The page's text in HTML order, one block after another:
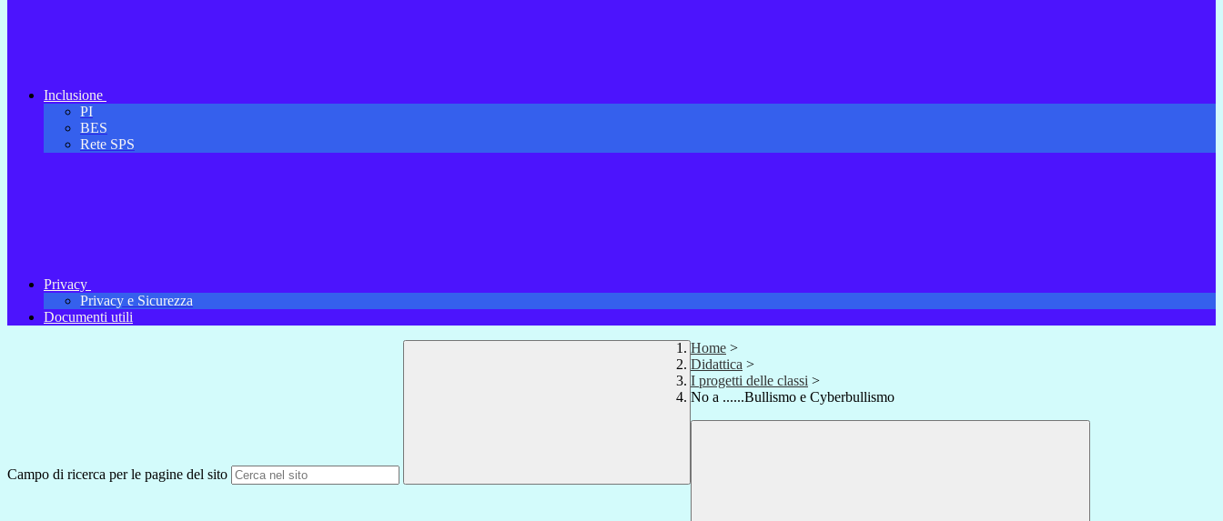
Inclusione
PI
BES
Rete SPS
Privacy
Privacy e Sicurezza
Documenti utili
Campo di ricerca per le pagine del sito
Home >
Didattica >
I progetti delle classi >
No a ......Bullismo e Cyberbullismo